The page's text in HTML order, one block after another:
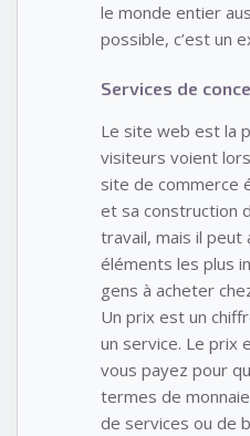
le monde entier
possible, c’est un
Services de
Le site web est la
visiteurs voient
site de commerce
et sa construction
travail, mais il peut
éléments les plus
gens à acheter
Un prix est un
un service. Le prix
vous payez pour
termes de
de services ou de